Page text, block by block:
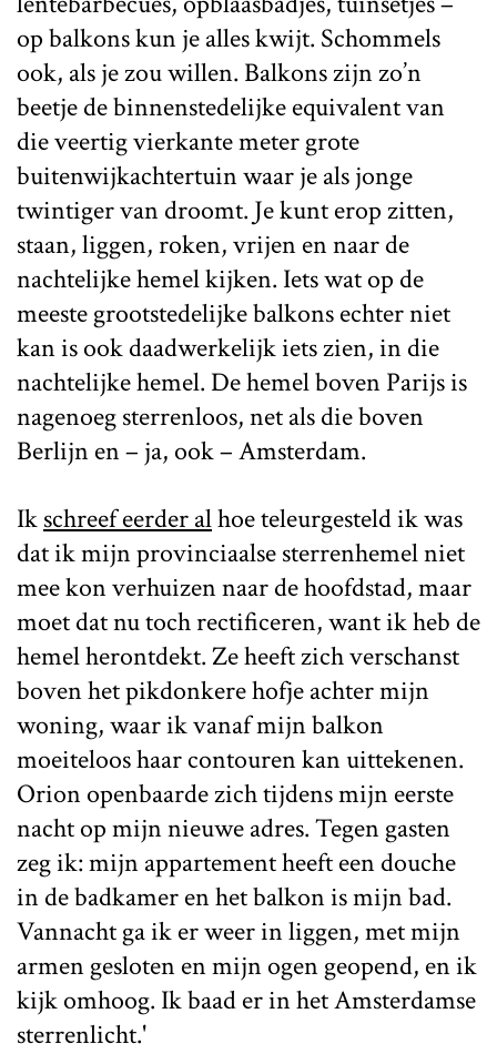
op balkons kun je alles kwijt. Schommels
ook, als je zou willen. Balkons zijn zo’n
beetje de binnenstedelijke equivalent van
die veertig vierkante meter grote
buitenwijkachtertuin waar je als jonge
twintiger van droomt. Je kunt erop zitten,
staan, liggen, roken, vrijen en naar de
nachtelijke hemel kijken. Iets wat op de
meeste grootstedelijke balkons echter niet
kan is ook daadwerkelijk iets zien, in die
nachtelijke hemel. De hemel boven Parijs is
nagenoeg sterrenloos, net als die boven
Berlijn en – ja, ook – Amsterdam.
Ikschreef eerder alhoe teleurgesteld ik was
dat ik mijn provinciaalse sterrenhemel niet
mee kon verhuizen naar de hoofdstad, maar
moet dat nu toch rectificeren, want ik heb de
hemel herontdekt. Ze heeft zich verschanst
boven het pikdonkere hofje achter mijn
woning, waar ik vanaf mijn balkon
moeiteloos haar contouren kan uittekenen.
Orion openbaarde zich tijdens mijn eerste
nacht op mijn nieuwe adres. Tegen gasten
zeg ik: mijn appartement heeft een douche
in de badkamer en het balkon is mijn bad.
Vannacht ga ik er weer in liggen, met mijn
armen gesloten en mijn ogen geopend, en ik
kijk omhoog. Ik baad er in het Amsterdamse
sterrenlicht.'